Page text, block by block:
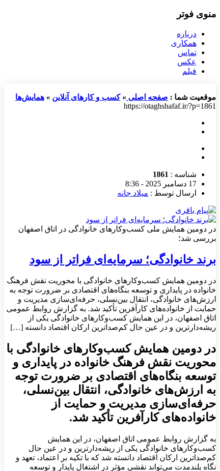
منوی فوتر
درباره
همکاری
تماس
عکس
فیلم
موقعیت شما : صفحه اصلی »کسب و کارهای آنلاین » همایش‌ها
https://otaghshafaf.ir/?p=1861
شناسه : 1861
17 دسامبر 2025 - 8:36
ارسال توسط : میلاد جانه
در دومین همایش ملی کسب‌وکارهای خانوادگی در اتاق اصفهان
بررسی شد؛
برند خانوادگی؛ سرمایه‌ای فراتر از سود
در دومین همایش کسب‌وکارهای خانوادگی با محوریت نقش فرهنگ
خانواده در پایداری و توسعه بنگاه‌های اقتصادی بر ضرورت توجه به
ارزش‌های خانوادگی، انتقال بین‌نسلی، حرفه‌ای‌سازی مدیریت و
حمایت از خانواده‌های کارآفرین تأکید شد. به گزارش روابط عمومی
اتاق اصفهان، در این همایش کسب‌وکارهای خانوادگی یکی از
ریشه‌دارترین و در عین حال کم‌صداترین ارکان اقتصاد دانسته […]
در دومین همایش کسب‌وکارهای خانوادگی با
محوریت نقش فرهنگ خانواده در پایداری و
توسعه بنگاه‌های اقتصادی بر ضرورت توجه
به ارزش‌های خانوادگی، انتقال بین‌نسلی،
حرفه‌ای‌سازی مدیریت و حمایت از
خانواده‌های کارآفرین تأکید شد.
به گزارش روابط عمومی اتاق اصفهان، در این همایش
کسب‌وکارهای خانوادگی یکی از ریشه‌دارترین و در عین حال
کم‌صداترین ارکان اقتصاد دانسته شد که با تکیه بر اعتماد، تعهد و
نگاه بلندمدت می‌تواند نقشی مؤثر در اشتغال پایدار و توسعه